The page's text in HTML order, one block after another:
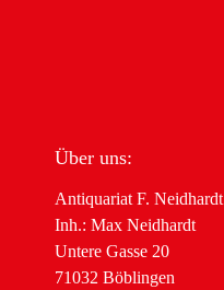
Über uns:
Antiquariat F. Neidhardt
Inh.: Max Neidhardt
Untere Gasse 20
71032 Böblingen